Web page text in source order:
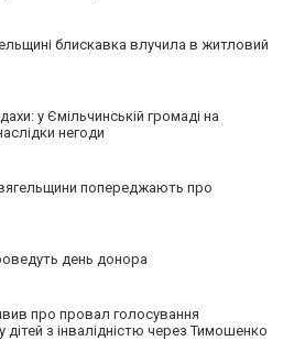
блискавка влучила в житловий
у Ємільчинській громаді на
негоди
попереджають про
день донора
про провал голосування
дітей з інвалідністю через Тимошенко